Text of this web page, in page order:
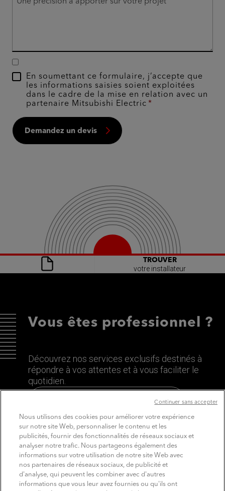
En soumettant ce formulaire, j’accepte que
les informations saisies soient exploitées
dans le cadre de la mise en relation avec un
partenaire Mitsubishi Electric
Demandez un devis
TROUVER
votre installateur
Vous êtes professionnel ?
Découvrez nos services exclusifs destinés à
répondre à vos attentes et à vous faciliter le
quotidien.
Découvrez le site dédié aux Pros
Nous utilisons des cookies pour améliorer votre expérience
sur notre site Web, personnaliser le contenu et les
publicités, fournir des fonctionnalités de réseaux sociaux et
analyser notre trafic. Nous partageons également des
informations sur votre utilisation de notre site Web avec
nos partenaires de réseaux sociaux, de publicité et
d'analyse, qui peuvent les combiner avec d'autres
informations que vous leur avez fournies ou qu'ils ont
Continuer sans accepter